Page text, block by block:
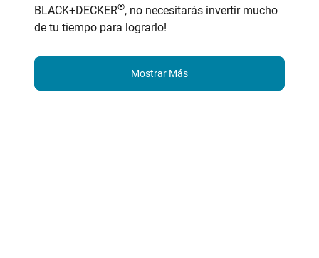
BLACK+DECKER®, no necesitarás invertir mucho
de tu tiempo para lograrlo!
Mostrar Más